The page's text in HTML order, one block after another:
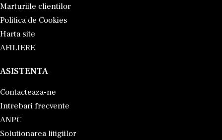
Marturiile clientilor
Politica de Cookies
Harta site
AFILIERE
ASISTENTA
Contacteaza-ne
Intrebari frecvente
ANPC
Solutionarea litigiilor